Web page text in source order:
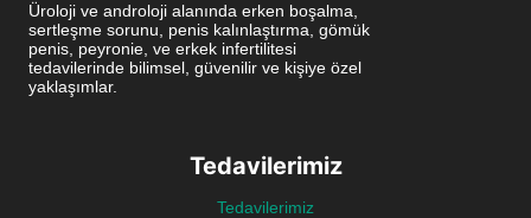
Üroloji ve androloji alanında erken boşalma,
sertleşme sorunu, penis kalınlaştırma, gömük
penis, peyronie, ve erkek infertilitesi
tedavilerinde bilimsel, güvenilir ve kişiye özel
yaklaşımlar.
Tedavilerimiz
Tedavilerimiz